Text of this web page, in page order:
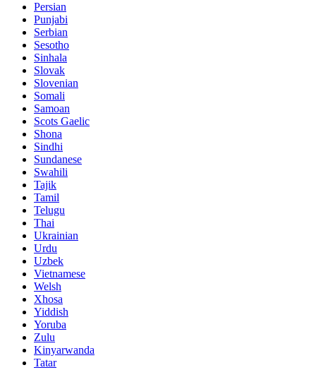
Persian
Punjabi
Serbian
Sesotho
Sinhala
Slovak
Slovenian
Somali
Samoan
Scots Gaelic
Shona
Sindhi
Sundanese
Swahili
Tajik
Tamil
Telugu
Thai
Ukrainian
Urdu
Uzbek
Vietnamese
Welsh
Xhosa
Yiddish
Yoruba
Zulu
Kinyarwanda
Tatar